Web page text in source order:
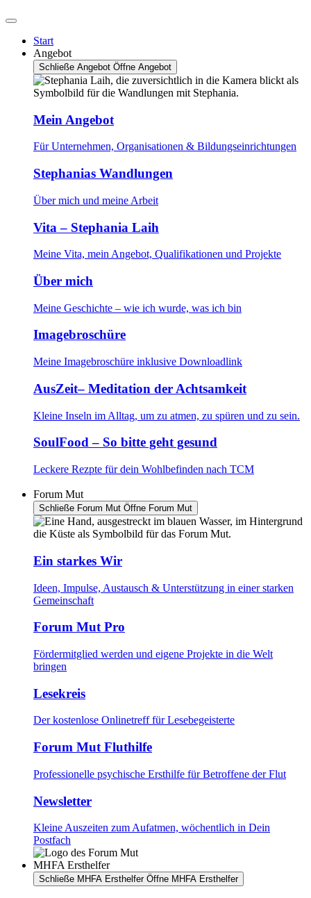
Start
Angebot
Schließe Angebot Öffne Angebot
Mein Angebot
Für Unternehmen, Organisationen & Bildungseinrichtungen
Stephanias Wandlungen
Über mich und meine Arbeit
Vita – Stephania Laih
Meine Vita, mein Angebot, Qualifikationen und Projekte
Über mich
Meine Geschichte – wie ich wurde, was ich bin
Imagebroschüre
Meine Imagebroschüre inklusive Downloadlink
AusZeit– Meditation der Achtsamkeit
Kleine Inseln im Alltag, um zu atmen, zu spüren und zu sein.
SoulFood – So bitte geht gesund
Leckere Rezpte für dein Wohlbefinden nach TCM
Forum Mut
Schließe Forum Mut Öffne Forum Mut
Ein starkes Wir
Ideen, Impulse, Austausch & Unterstützung in einer starken
Gemeinschaft
Forum Mut Pro
Fördermitglied werden und eigene Projekte in die Welt
bringen
Lesekreis
Der kostenlose Onlinetreff für Lesebegeisterte
Forum Mut Fluthilfe
Professionelle psychische Ersthilfe für Betroffene der Flut
Newsletter
Kleine Auszeiten zum Aufatmen, wöchentlich in Dein
Postfach
MHFA Ersthelfer
Schließe MHFA Ersthelfer Öffne MHFA Ersthelfer